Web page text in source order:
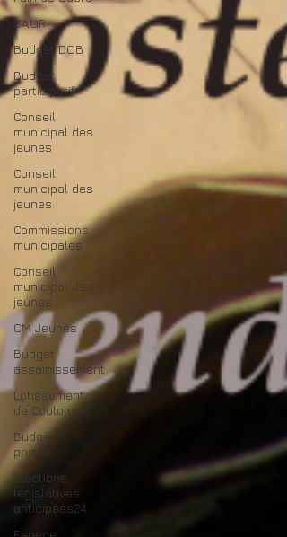
SAUR
Budget DOB
Budget
participatif
Conseil
municipal des
jeunes
Conseil
municipal des
jeunes
Commissions
municipales
Conseil
municipal des
jeunes
CM Jeunes
Budget
assainissement
Lotissement
de Coulomme
Budget
primitif
Elections
législatives
anticipées24
Espèce